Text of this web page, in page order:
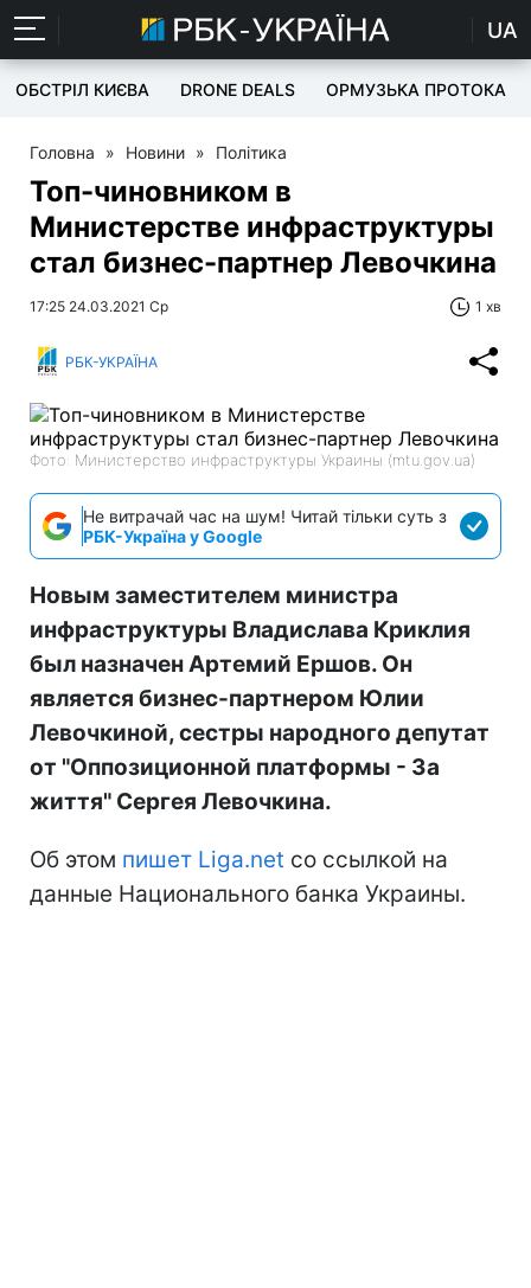
UA
ОБСТРІЛ КИЄВА DRONE DEALS ОРМУЗЬКА ПРОТОКА
Головна » Новини » Політика
Топ-чиновником в
Министерстве инфраструктуры
стал бизнес-партнер Левочкина
17:25 24.03.2021 Ср 1 хв
РБК-УКРАЇНА
Фото: Министерство инфраструктуры Украины (mtu.gov.ua)
Не витрачай час на шум! Читай тільки суть з
РБК-Україна у Google
Новым заместителем министра
инфраструктуры Владислава Криклия
был назначен Артемий Ершов. Он
является бизнес-партнером Юлии
Левочкиной, сестры народного депутат
от "Оппозиционной платформы - За
життя" Сергея Левочкина.
Об этом пишет Liga.net со ссылкой на
данные Национального банка Украины.